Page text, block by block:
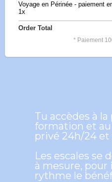
Voyage en Périnée - paiement
1x
Order Total
* Paiement
Tu accèdes à
formation et
privé 24h/24 et
Les escales se
à mesure,
rythme le